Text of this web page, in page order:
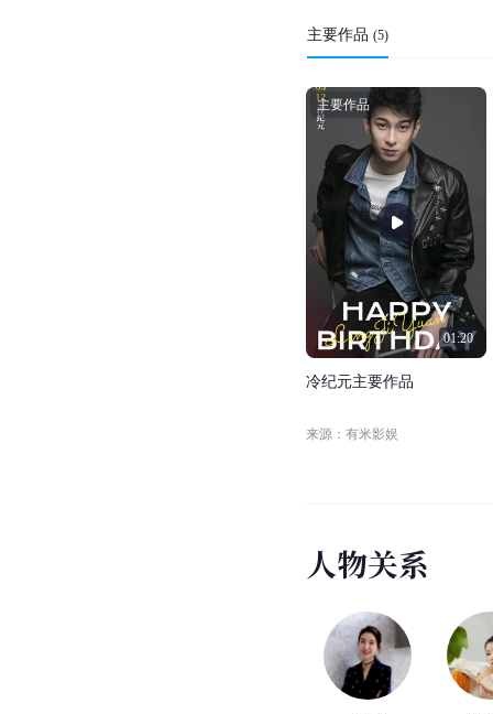
主要作品 (5)
01:20
主要作品
冷纪元主要作品
来源：有米影娱
人物关系